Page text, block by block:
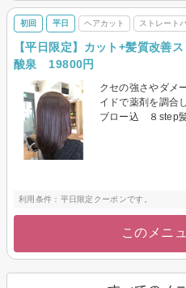
初回 平日 ヘアカット ストレート
【平日限定】カット+髪質改善
酸泉 19800円
クセの強さやダメ
イドで薬剤を調合
ブロー込 ８step
利用条件：平日限定クーポンです。
このメニ